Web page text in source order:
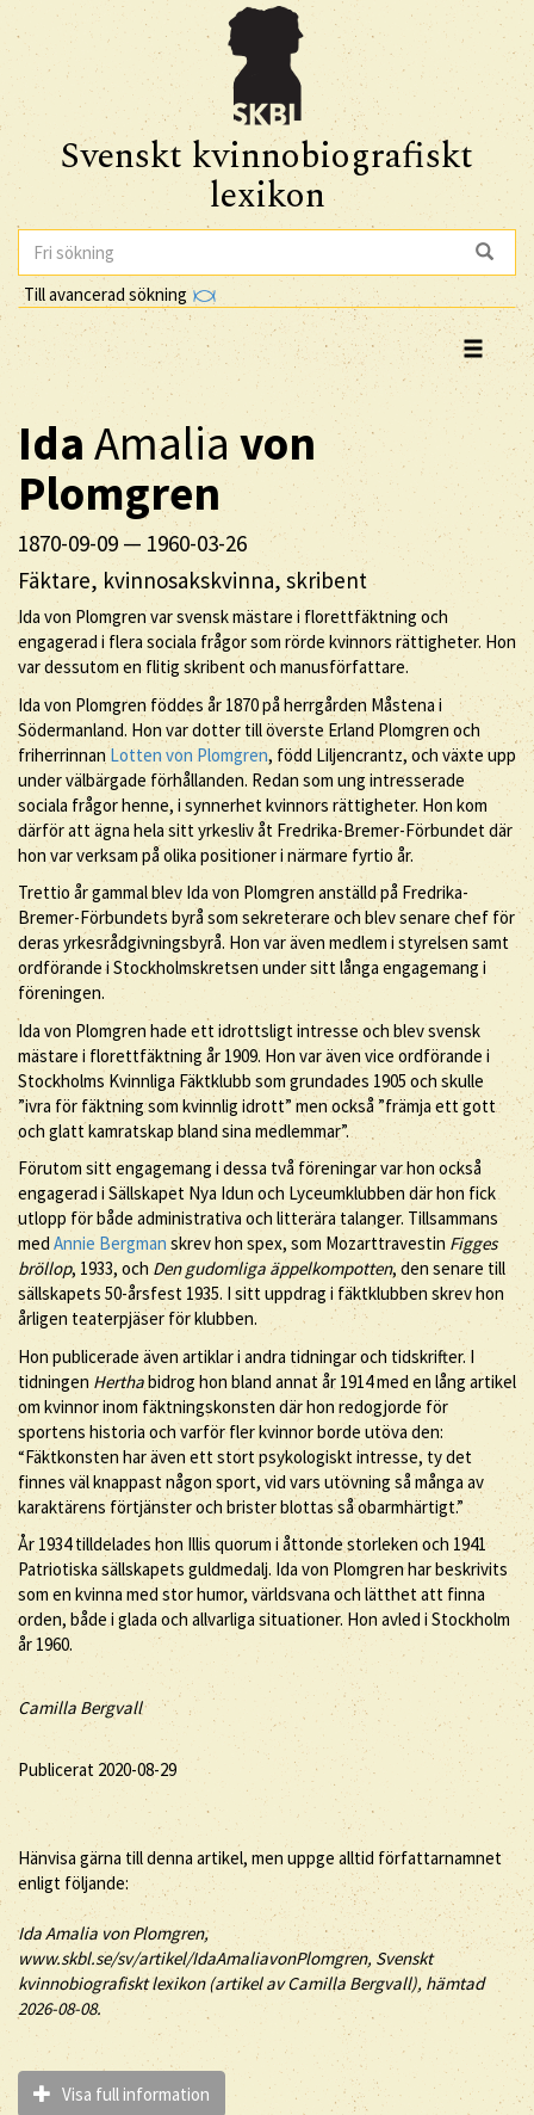
Svenskt kvinnobiografiskt
lexikon
Till avancerad sökning
IdaAmaliavon
Plomgren
1870-09-09 — 1960-03-26
Fäktare, kvinnosakskvinna, skribent
Ida von Plomgren var svensk mästare i florettfäktning och
engagerad i flera sociala frågor som rörde kvinnors rättigheter. Hon
var dessutom en flitig skribent och manusförfattare.
Ida von Plomgren föddes år 1870 på herrgården Måstena i
Södermanland. Hon var dotter till överste Erland Plomgren och
friherrinnanLotten von Plomgren, född Liljencrantz, och växte upp
under välbärgade förhållanden. Redan som ung intresserade
sociala frågor henne, i synnerhet kvinnors rättigheter. Hon kom
därför att ägna hela sitt yrkesliv åt Fredrika-Bremer-Förbundet där
hon var verksam på olika positioner i närmare fyrtio år.
Trettio år gammal blev Ida von Plomgren anställd på Fredrika-
Bremer-Förbundets byrå som sekreterare och blev senare chef för
deras yrkesrådgivningsbyrå. Hon var även medlem i styrelsen samt
ordförande i Stockholmskretsen under sitt långa engagemang i
föreningen.
Ida von Plomgren hade ett idrottsligt intresse och blev svensk
mästare i florettfäktning år 1909. Hon var även vice ordförande i
Stockholms Kvinnliga Fäktklubb som grundades 1905 och skulle
”ivra för fäktning som kvinnlig idrott” men också ”främja ett gott
och glatt kamratskap bland sina medlemmar”.
Förutom sitt engagemang i dessa två föreningar var hon också
engagerad i Sällskapet Nya Idun och Lyceumklubben där hon fick
utlopp för både administrativa och litterära talanger. Tillsammans
med Annie Bergman skrev hon spex, som Mozarttravestin Figges
bröllop, 1933, ochDen gudomliga äppelkompotten, den senare till
sällskapets 50-årsfest 1935. I sitt uppdrag i fäktklubben skrev hon
årligen teaterpjäser för klubben.
Hon publicerade även artiklar i andra tidningar och tidskrifter. I
tidningen Herthabidrog hon bland annat år 1914 med en lång artikel
om kvinnor inom fäktningskonsten där hon redogjorde för
sportens historia och varför fler kvinnor borde utöva den:
“Fäktkonsten har även ett stort psykologiskt intresse, ty det
finnes väl knappast någon sport, vid vars utövning så många av
karaktärens förtjänster och brister blottas så obarmhärtigt.”
År 1934 tilldelades hon Illis quorum i åttonde storleken och 1941
Patriotiska sällskapets guldmedalj. Ida von Plomgren har beskrivits
som en kvinna med stor humor, världsvana och lätthet att finna
orden, både i glada och allvarliga situationer. Hon avled i Stockholm
år 1960.
Camilla Bergvall
Publicerat 2020-08-29
Hänvisa gärna till denna artikel, men uppge alltid författarnamnet
enligt följande:
IdaAmalia von Plomgren,
www.skbl.se/sv/artikel/IdaAmaliavonPlomgren, Svenskt
kvinnobiografiskt lexikon (artikel avCamilla Bergvall), hämtad
2026-08-08.
Visa full information